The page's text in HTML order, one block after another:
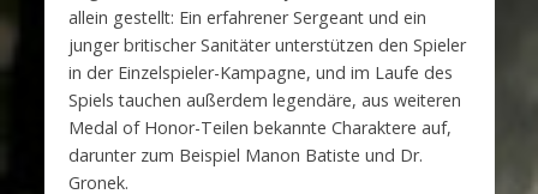
allein gestellt: Ein erfahrener Sergeant und ein
junger britischer Sanitäter unterstützen den Spieler
in der Einzelspieler-Kampagne, und im Laufe des
Spiels tauchen außerdem legendäre, aus weiteren
Medal of Honor-Teilen bekannte Charaktere auf,
darunter zum Beispiel Manon Batiste und Dr.
Gronek.